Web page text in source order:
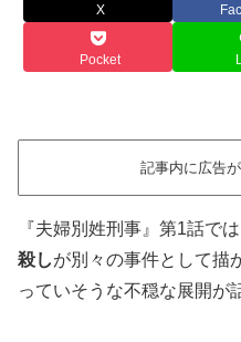
X
Pocket
記事内に広告
『夫婦別姓刑事』第1話では
殺しが別々の事件として描
っていそうな不穏な展開が